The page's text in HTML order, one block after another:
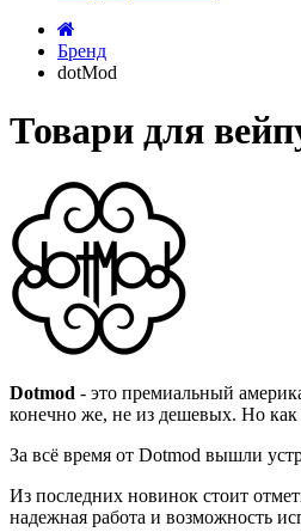
Бренд
dotMod
Товари для
Dotmod - это премиальный
конечно же, не из дешевых. Но как
За всё время от Dotmod вышли
Из последних новинок стоит
надежная работа и возможность